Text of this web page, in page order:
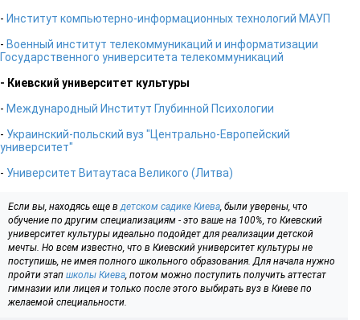
- Институт компьютерно-информационных технологий МАУП
- Военный институт телекоммуникаций и информатизации
Государственного университета телекоммуникаций
- Киевский университет культуры
- Международный Институт Глубинной Психологии
- Украинский-польский вуз "Центрально-Европейский
университет"
- Университет Витаутаса Великого (Литва)
Если вы, находясь еще в детском садике Киева , были уверены, что
обучение по другим специализациям - это ваше на 100%, то Киевский
университет культуры идеально подойдет для реализации детской
мечты. Но всем известно, что в Киевский университет культуры не
поступишь, не имея полного школьного образования. Для начала нужно
пройти этап школы Киева , потом можно поступить получить аттестат
гимназии или лицея и только после этого выбирать вуз в Киеве по
желаемой специальности.